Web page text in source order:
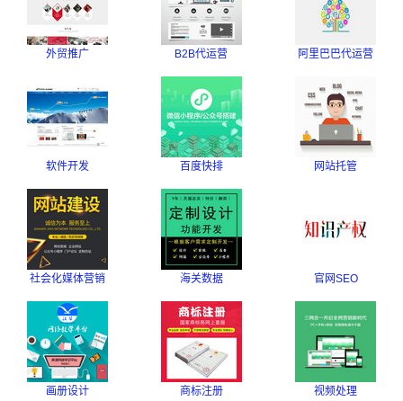
外贸推广 B2B代运营 阿里巴巴代运营
软件开发 百度快排 网站托管
社会化媒体营销 海关数据 官网SEO
画册设计 商标注册 视频处理